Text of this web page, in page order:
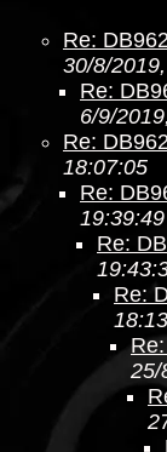
Re:
30/8/
Re:
6/9/
Re:
18:07:05
Re:
19:39:49
Re:
Re:
25/